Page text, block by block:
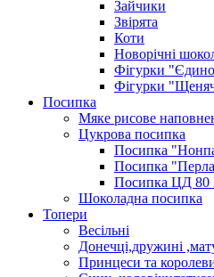
Зайчики
Звірята
Коти
Новорічні
Фігурки
Фігурки
Посипка
Мяке рисове
Цукрова посипка
Посипка
Посипка
Посипка ЦД 80
Шоколадна посипка
Топери
Весільні
Донечці,дружині
Принцеси та